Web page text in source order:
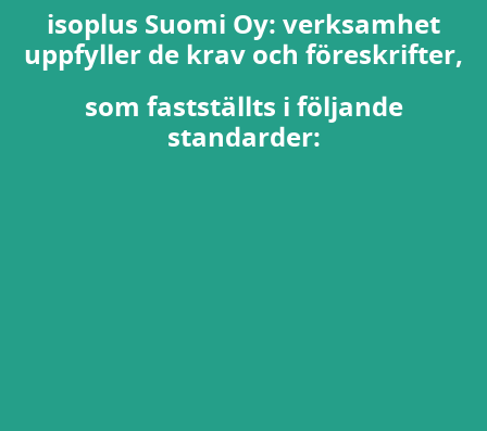
isoplus Suomi Oy: verksamhet
uppfyller de krav och föreskrifter,
som fastställts i följande
standarder: